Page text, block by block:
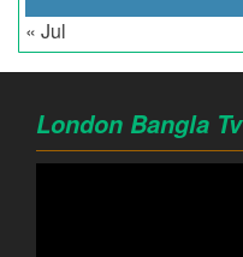
« Jul
London Bangla Tv